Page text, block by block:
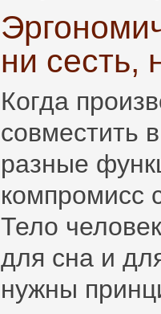
ни сесть,
Когда
совместить
разные
компромисс
Тело
для сна и
нужны